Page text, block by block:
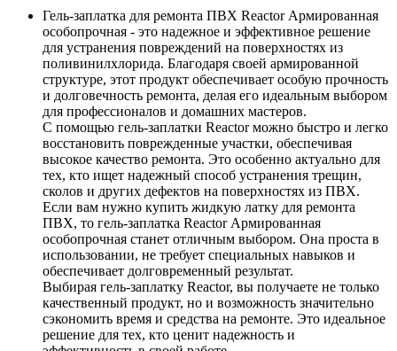
Гель-заплатка для ремонта ПВХ Reactor Армированная
особопрочная - это надежное и эффективное решение
для устранения повреждений на поверхностях из
поливинилхлорида. Благодаря своей армированной
структуре, этот продукт обеспечивает особую прочность
и долговечность ремонта, делая его идеальным выбором
для профессионалов и домашних мастеров.
С помощью гель-заплатки Reactor можно быстро и легко
восстановить поврежденные участки, обеспечивая
высокое качество ремонта. Это особенно актуально для
тех, кто ищет надежный способ устранения трещин,
сколов и других дефектов на поверхностях из ПВХ.
Если вам нужно купить жидкую латку для ремонта
ПВХ, то гель-заплатка Reactor Армированная
особопрочная станет отличным выбором. Она проста в
использовании, не требует специальных навыков и
обеспечивает долговременный результат.
Выбирая гель-заплатку Reactor, вы получаете не только
качественный продукт, но и возможность значительно
сэкономить время и средства на ремонте. Это идеальное
решение для тех, кто ценит надежность и